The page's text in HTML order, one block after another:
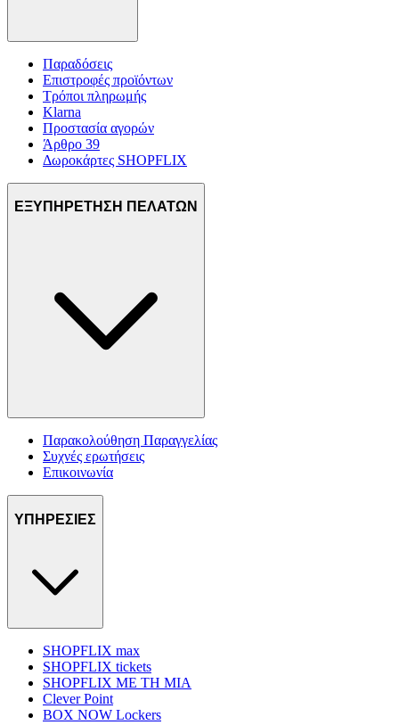
Παραδόσεις
Επιστροφές προϊόντων
Τρόποι πληρωμής
Klarna
Προστασία αγορών
Άρθρο 39
Δωροκάρτες SHOPFLIX
ΕΞΥΠΗΡΕΤΗΣΗ ΠΕΛΑΤΩΝ
Παρακολούθηση Παραγγελίας
Συχνές ερωτήσεις
Επικοινωνία
ΥΠΗΡΕΣΙΕΣ
SHOPFLIX max
SHOPFLIX tickets
SHOPFLIX ΜΕ ΤΗ ΜΙΑ
Clever Point
BOX NOW Lockers